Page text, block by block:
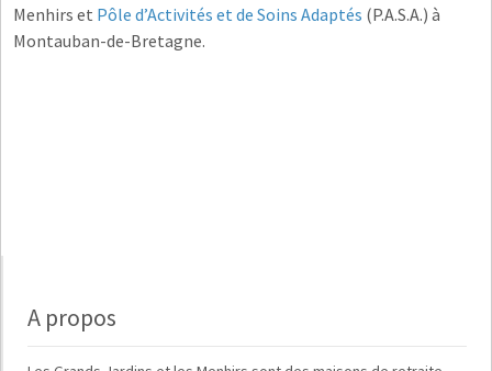
Menhirs et Pôle d’Activités et de Soins Adaptés (P.A.S.A.) à
Montauban-de-Bretagne.
A propos